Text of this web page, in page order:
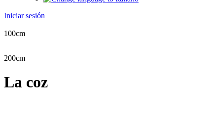
Iniciar sesión
100cm
200cm
La coz